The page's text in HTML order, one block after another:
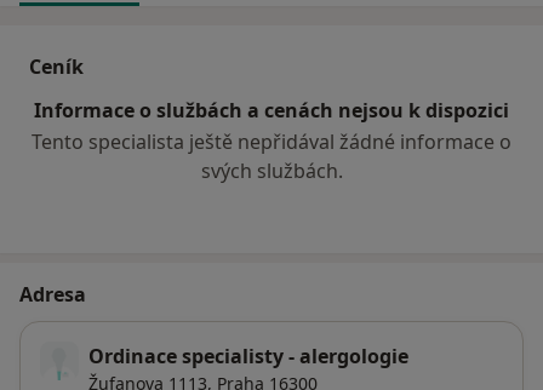
Ceník
Informace o službách a cenách nejsou k dispozici
Tento specialista ještě nepřidával žádné informace o
svých službách.
Adresa
Ordinace specialisty - alergologie
Žufanova 1113, Praha 16300